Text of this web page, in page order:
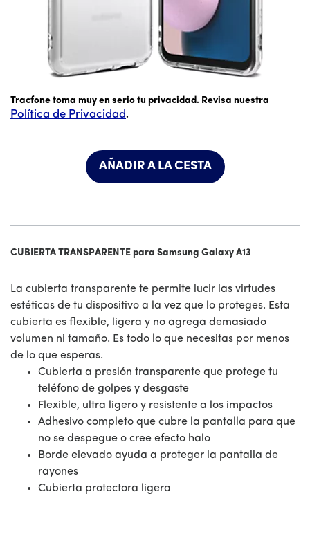
Tracfone toma muy en serio tu privacidad. Revisa nuestra
Política de Privacidad.
AÑADIR A LA CESTA
CUBIERTA TRANSPARENTE para Samsung Galaxy A13
La cubierta transparente te permite lucir las virtudes
estéticas de tu dispositivo a la vez que lo proteges. Esta
cubierta es flexible, ligera y no agrega demasiado
volumen ni tamaño. Es todo lo que necesitas por menos
de lo que esperas.
Cubierta a presión transparente que protege tu
teléfono de golpes y desgaste
Flexible, ultra ligero y resistente a los impactos
Adhesivo completo que cubre la pantalla para que
no se despegue o cree efecto halo
Borde elevado ayuda a proteger la pantalla de
rayones
Cubierta protectora ligera